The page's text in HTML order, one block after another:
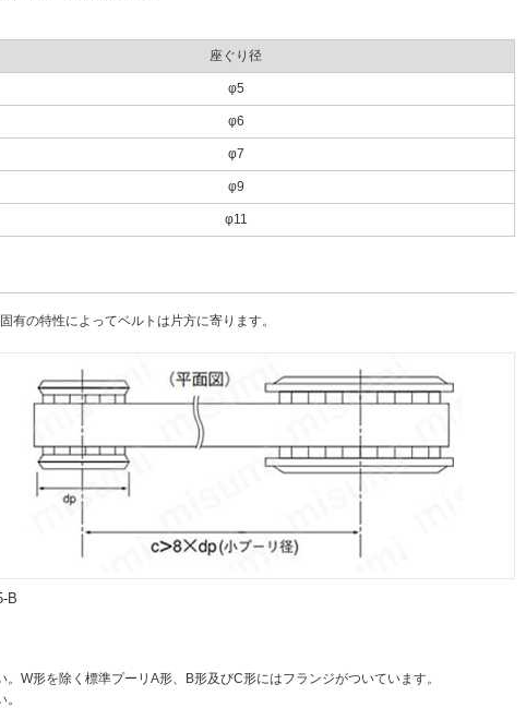
座ぐり径
φ5
φ6
φ7
φ9
φ11
の特性によってベルトは片方に寄ります。
B
W形を除く標準プーリA形、B形及びC形にはフランジがついています。